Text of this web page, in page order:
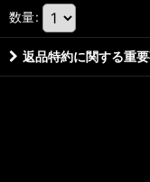
数量:
返品特約に関する重